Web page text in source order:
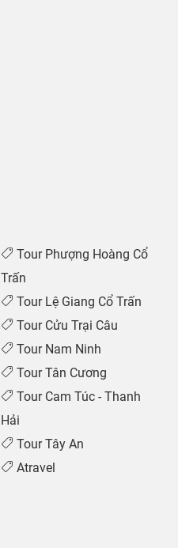
Tour Phượng Hoàng Cổ
Trấn
Tour Lệ Giang Cổ Trấn
Tour Cửu Trại Câu
Tour Nam Ninh
Tour Tân Cương
Tour Cam Túc - Thanh
Hải
Tour Tây An
Atravel